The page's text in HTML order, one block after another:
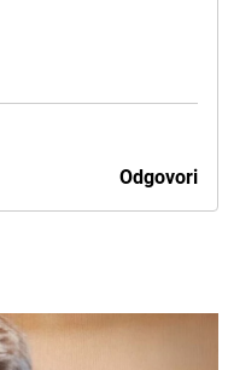
Odgovori